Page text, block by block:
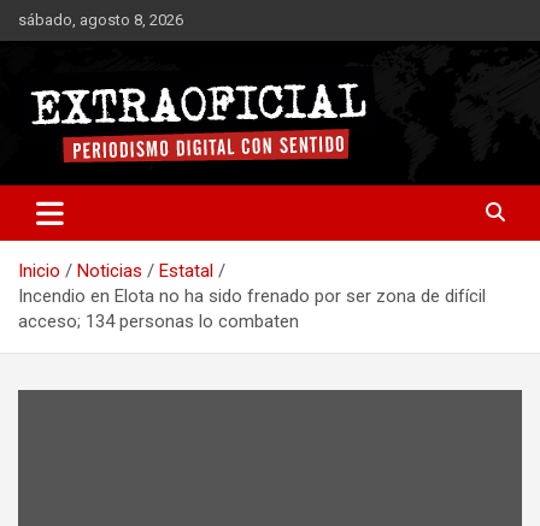
Saltar
al
sábado, agosto 8, 2026
Extraoficial
Inicio Noticias
Estatal
Incendio en Elota no ha sido frenado por ser zona de difícil
acceso; 134 personas lo combaten